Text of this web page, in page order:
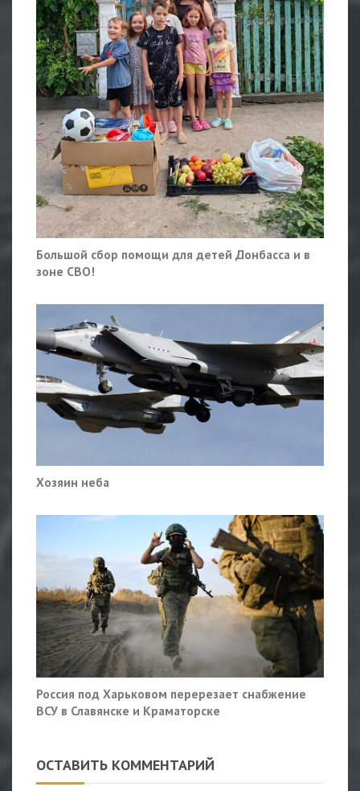
Большой сбор помощи для детей Донбасса и в
зоне СВО!
Хозяин неба
Россия под Харьковом перерезает снабжение
ВСУ в Славянске и Краматорске
ОСТАВИТЬ КОММЕНТАРИЙ